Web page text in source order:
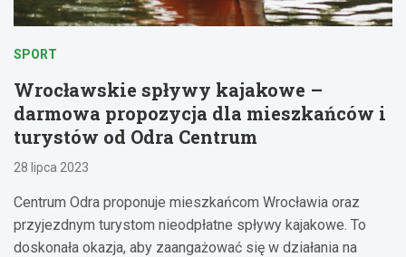
SPORT
Wrocławskie spływy kajakowe –
darmowa propozycja dla mieszkańców i
turystów od Odra Centrum
28 lipca 2023
Centrum Odra proponuje mieszkańcom Wrocławia oraz
przyjezdnym turystom nieodpłatne spływy kajakowe. To
doskonała okazja, aby zaangażować się w działania na